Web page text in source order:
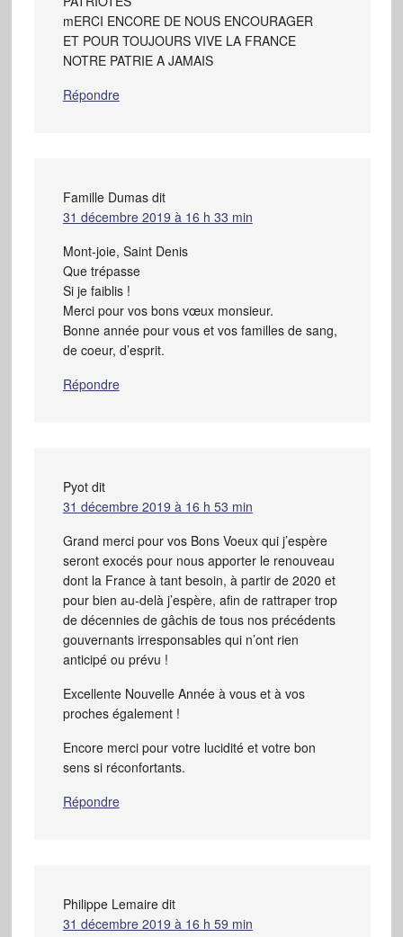
mERCI ENCORE DE NOUS ENCOURAGER
ET POUR TOUJOURS VIVE LA FRANCE
NOTRE PATRIE A JAMAIS
Répondre
Famille Dumas dit
31 décembre 2019 à 16 h 33 min
Mont-joie, Saint Denis
Que trépasse
Si je faiblis !
Merci pour vos bons vœux monsieur.
Bonne année pour vous et vos familles de sang,
de coeur, d’esprit.
Répondre
Pyot dit
31 décembre 2019 à 16 h 53 min
Grand merci pour vos Bons Voeux qui j’espère
seront exocés pour nous apporter le renouveau
dont la France à tant besoin, à partir de 2020 et
pour bien au-delà j’espère, afin de rattraper trop
de décennies de gâchis de tous nos précédents
gouvernants irresponsables qui n’ont rien
anticipé ou prévu !
Excellente Nouvelle Année à vous et à vos
proches également !
Encore merci pour votre lucidité et votre bon
sens si réconfortants.
Répondre
Philippe Lemaire dit
31 décembre 2019 à 16 h 59 min